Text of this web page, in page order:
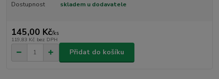
Dostupnost skladem u dodavatele
145,00 Kč/ks
119,83 Kč bez DPH
Přidat do košíku